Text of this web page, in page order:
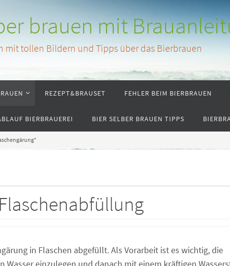
brauen mit
mit tollen Bildern und Tipps über das Bierbrauen
REZEPT&BRAUSET FEHLER BEIM BIERBRAUEN
BIERBRAUEREI BIER SELBER BRAUEN TIPPS
in Flaschen abgefüllt. Als Vorarbeit ist es wichtig, die